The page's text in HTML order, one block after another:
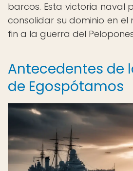
barcos. Esta victoria naval
consolidar su dominio en el
fin a la guerra del
Antecedentes de
de Egospótamos